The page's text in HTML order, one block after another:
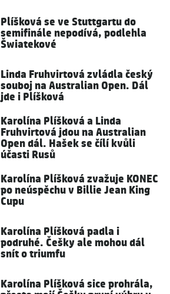
Plíšková se ve Stuttgartu do
semifinále nepodívá, podlehla
Šwiatekové
Linda Fruhvirtová zvládla český
souboj na Australian Open. Dál
jde i Plíšková
Karolína Plíšková a Linda
Fruhvirtová jdou na Australian
Open dál. Hašek se čílí kvůli
účasti Rusů
Karolína Plíšková zvažuje KONEC
po neúspěchu v Billie Jean King
Cupu
Karolína Plíšková padla i
podruhé. Češky ale mohou dál
snít o triumfu
Karolína Plíšková sice prohrála,